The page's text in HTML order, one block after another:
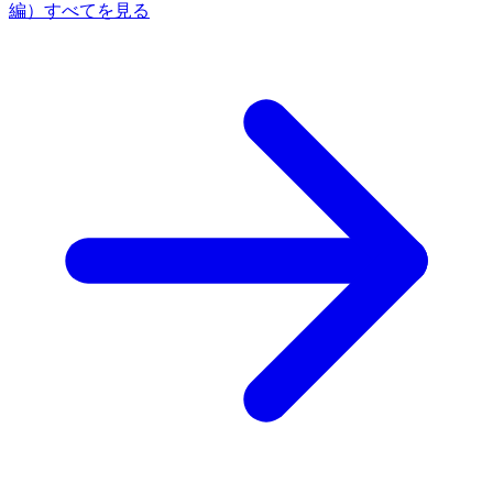
編） すべてを見る